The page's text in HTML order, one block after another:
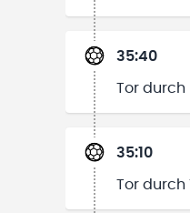
35:40
Tor durch
35:10
Tor durch